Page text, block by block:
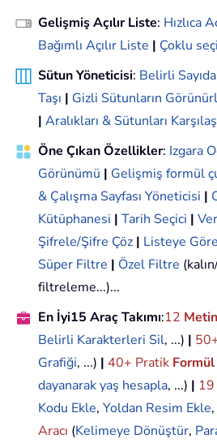
Gelişmiş Açılır Liste: Hızlıca
Bağımlı Açılır Liste | Çoklu
Sütun Yöneticisi: Belirli
Taşı | Gizli Sütunların
| Aralıkları & Sütunları
Öne Çıkan Özellikler: Izgara
Görünümü | Gelişmiş formül
& Çalışma Sayfası Yöneticisi |
Kütüphanesi | Tarih Seçici |
Şifrele/Şifre Çöz | Listeye
Süper Filtre | Özel Filtre
filtreleme...)...
En İyi15 Araç Takımı:12 Metin
Belirli Karakterleri Sil, ...) |
Grafiği, ...) | 40+ Pratik Formül
dayanarak yaş hesapla, ...) | 19
Kodu Ekle, Yoldan Resim Ekle
Aracı (Kelimeye Dönüştür,